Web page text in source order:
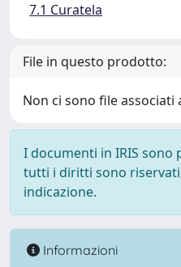
7.1 Curatela
File in questo prodotto:
Non ci sono file
I documenti in IRIS
tutti i diritti sono
indicazione.
Informazioni